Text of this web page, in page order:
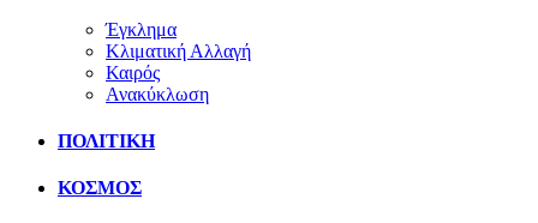
Έγκλημα
Κλιματική Αλλαγή
Καιρός
Ανακύκλωση
ΠΟΛΙΤΙΚΗ
ΚΟΣΜΟΣ